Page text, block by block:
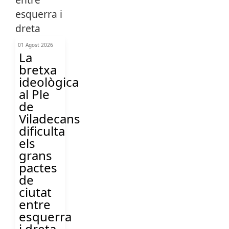
01 Agost 2026
La
bretxa
ideològica
al Ple
de
Viladecans
dificulta
els
grans
pactes
de
ciutat
entre
esquerra